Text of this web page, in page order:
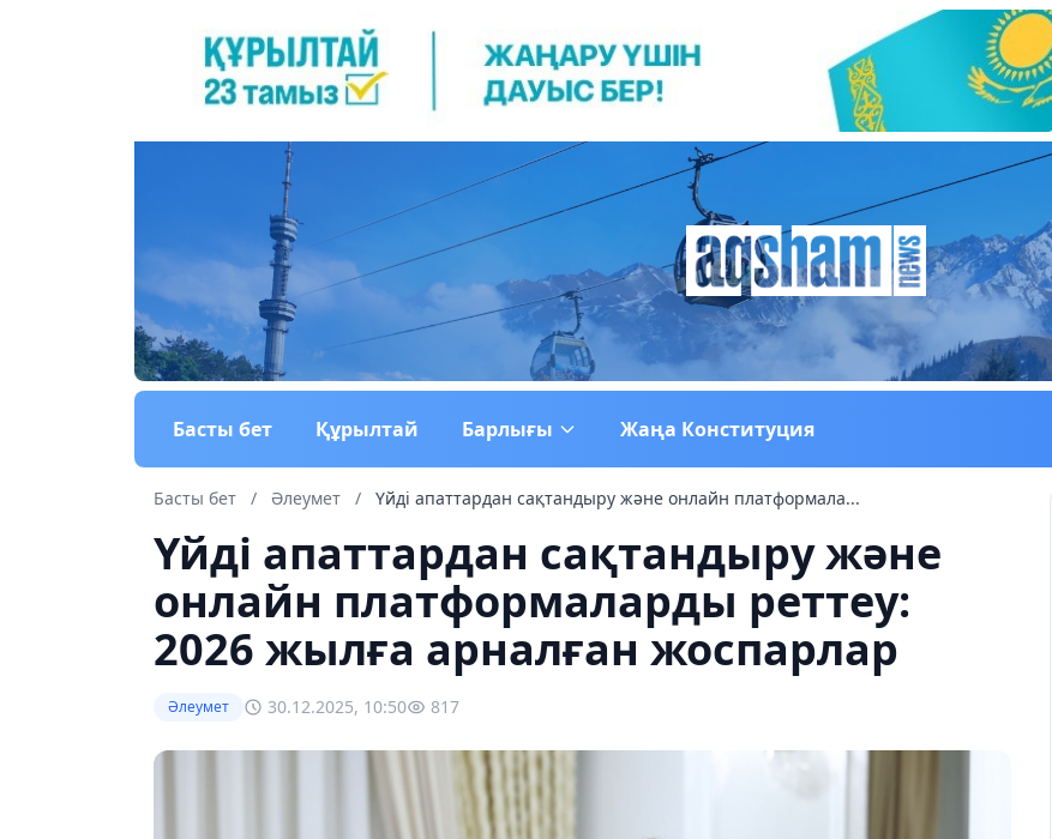
Басты бет Құрылтай Барлығы Жаңа Конституция
Басты бет / Әлеумет / Үйді апаттардан сақтандыру және онлайн платформала...
Үйді апаттардан сақтандыру және
онлайн платформаларды реттеу:
2026 жылға арналған жоспарлар
Әлеумет 30.12.2025, 10:50 817